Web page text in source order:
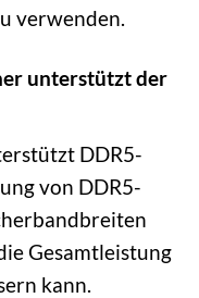
verwenden.
unterstützt der
DDR5-
von DDR5-
Gesamtleistung
kann.